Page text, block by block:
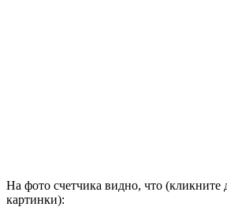
На фото счетчика видно, что (кликните
картинки):